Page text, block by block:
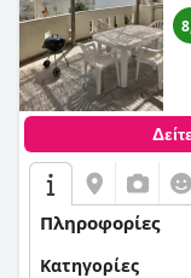
Πληροφορίες
Κατηγορίες